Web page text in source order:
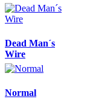
Dead Man´s
Wire
Normal